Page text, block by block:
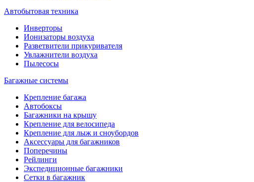
Автобытовая техника
Инверторы
Ионизаторы воздуха
Разветвители прикуривателя
Увлажнители воздуха
Пылесосы
Багажные системы
Крепление багажа
Автобоксы
Багажники на крышу
Крепление для велосипеда
Крепление для лыж и сноубордов
Аксессуары для багажников
Поперечины
Рейлинги
Экспедиционные багажники
Сетки в багажник